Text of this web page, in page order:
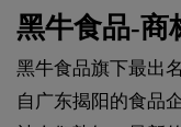
黑牛食品-商
黑牛食品旗下最出
自广东揭阳的食品